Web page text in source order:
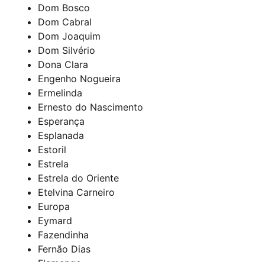
Dom Bosco
Dom Cabral
Dom Joaquim
Dom Silvério
Dona Clara
Engenho Nogueira
Ermelinda
Ernesto do Nascimento
Esperança
Esplanada
Estoril
Estrela
Estrela do Oriente
Etelvina Carneiro
Europa
Eymard
Fazendinha
Fernão Dias